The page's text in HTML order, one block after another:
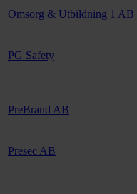
Omsorg & Utbildning 1 AB
PG Safety
PreBrand AB
Presec AB